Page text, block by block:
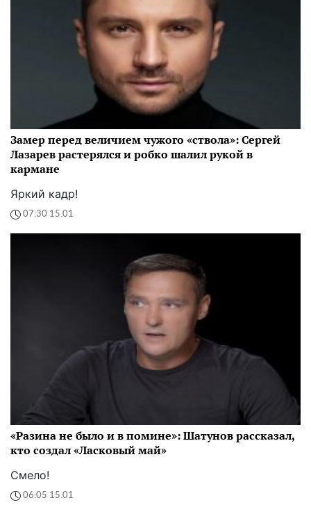
Замер перед величием чужого «ствола»: Сергей
Лазарев растерялся и робко шалил рукой в
кармане
Яркий кадр!
07:30 15.01
«Разина не было и в помине»: Шатунов рассказал,
кто создал «Ласковый май»
Смело!
06:05 15.01